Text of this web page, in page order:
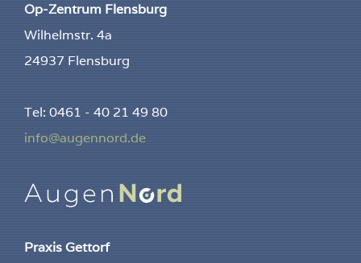
Op-Zentrum Flensburg
Wilhelmstr. 4a
24937 Flensburg
Tel: 0461 - 40 21 49 80
info@augennord.de
Praxis Gettorf